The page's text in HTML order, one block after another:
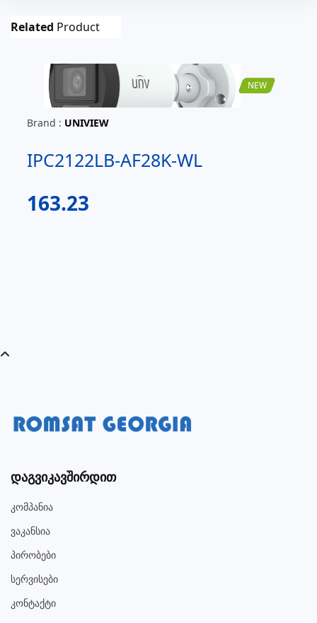
Related Product
NEW
Brand : UNIVIEW
IPC2122LB-AF28K-WL
163.23
Დაგვიკავშირდით
Კომპანია
Ვაკანსია
Პირობები
Სერვისები
Კონტაქტი